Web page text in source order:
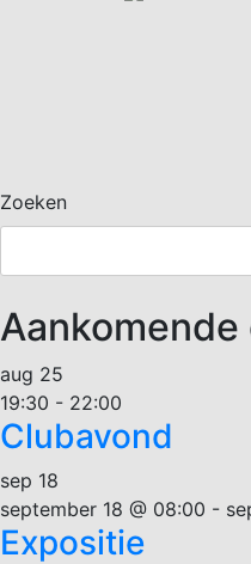
Zoeken
aug 25
19:30 - 22:00
Clubavond
sep 18
september 18 @ 08:00 -
Expositie